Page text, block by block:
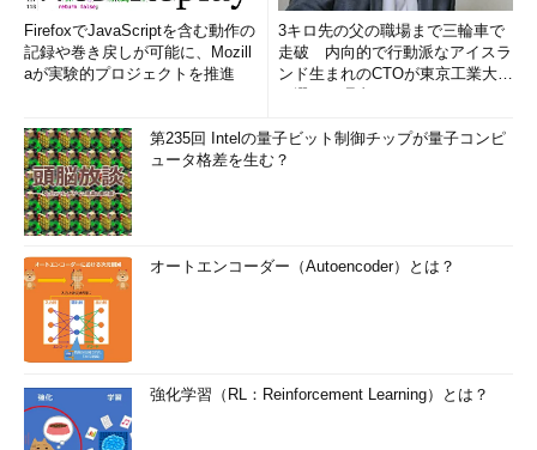
FirefoxでJavaScriptを含む動作の
記録や巻き戻しが可能に、Mozill
aが実験的プロジェクトを推進
3キロ先の父の職場まで三輪車で
走破 内向的で行動派なアイスラ
ンド生まれのCTOが東京工業大学
第235回 Intelの量子ビット制御チップが量子コンピ
ュータ格差を生む？
オートエンコーダー（Autoencoder）とは？
強化学習（RL：Reinforcement Learning）とは？